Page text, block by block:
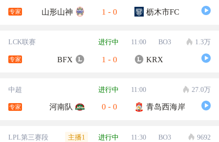
专家 山形山神 1 - 0 枥木市FC
LCK联赛 进行中 11:00 BO3 1.3万
专家 BFX 1 - 0 KRX
中超 进行中 11:00 27.0万
专家 河南队 0 - 0 青岛西海岸
LPL第三赛段 主播1 进行中 11:30 BO3 9692